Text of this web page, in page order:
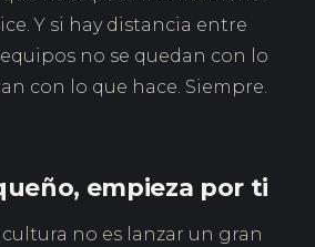
Y si hay distancia entre
no se quedan con lo
con lo que hace. Siempre.
empieza por ti
no es lanzar un gran